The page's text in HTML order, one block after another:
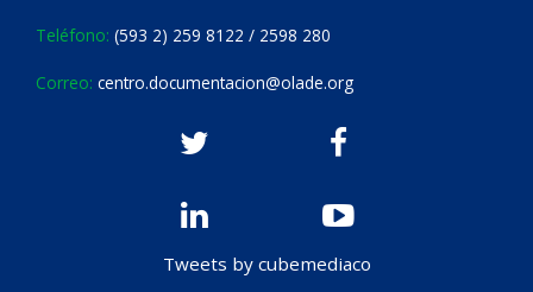
Teléfono: (593 2) 259 8122 / 2598 280
Correo: centro.documentacion@olade.org
Tweets by cubemediaco